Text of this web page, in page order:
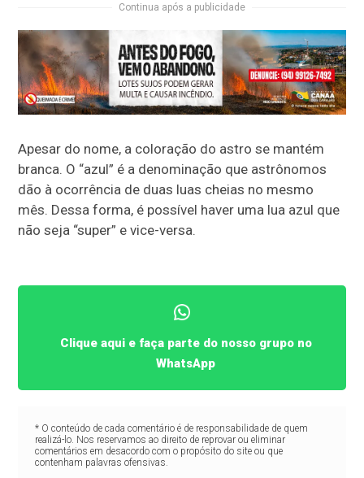
Continua após a publicidade
Apesar do nome, a coloração do astro se mantém
branca. O “azul” é a denominação que astrônomos
dão à ocorrência de duas luas cheias no mesmo
mês. Dessa forma, é possível haver uma lua azul que
não seja “super” e vice-versa.
Clique aqui e faça parte do nosso grupo no
WhatsApp
* O conteúdo de cada comentário é de responsabilidade de quem
realizá-lo. Nos reservamos ao direito de reprovar ou eliminar
comentários em desacordo com o propósito do site ou que
contenham palavras ofensivas.